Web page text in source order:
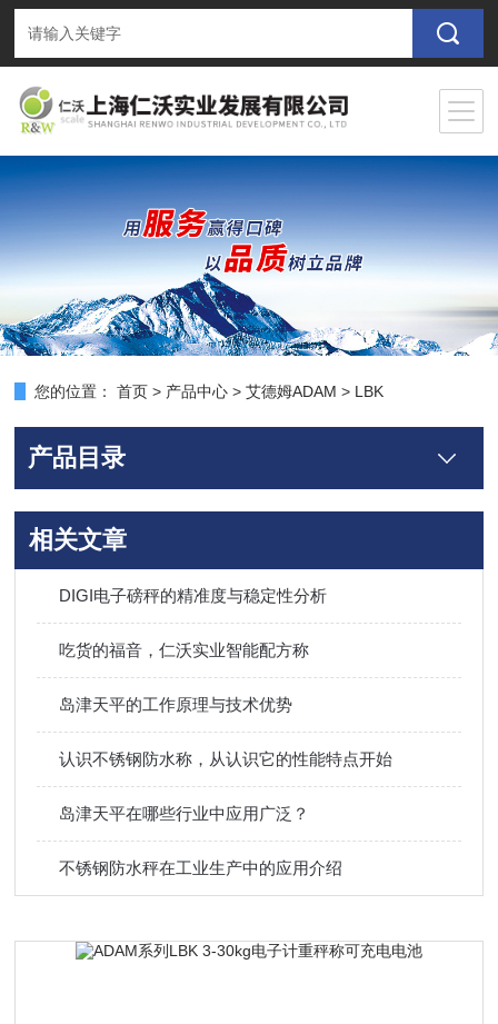
您的位置： 首页 > 产品中心 >艾德姆ADAM > LBK
产品目录
相关文章
DIGI电子磅秤的精准度与稳定性分析
吃货的福音，仁沃实业智能配方称
岛津天平的工作原理与技术优势
认识不锈钢防水称，从认识它的性能特点开始
岛津天平在哪些行业中应用广泛？
不锈钢防水秤在工业生产中的应用介绍